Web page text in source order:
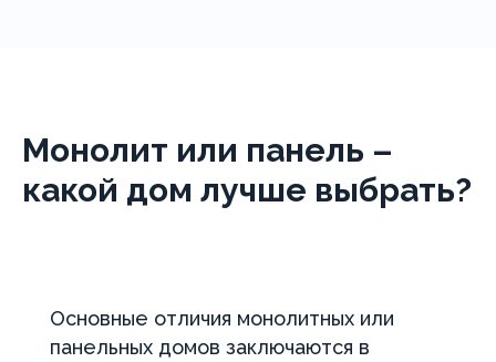
Монолит или панель –
какой дом лучше выбрать?
Основные отличия монолитных или
панельных домов заключаются в